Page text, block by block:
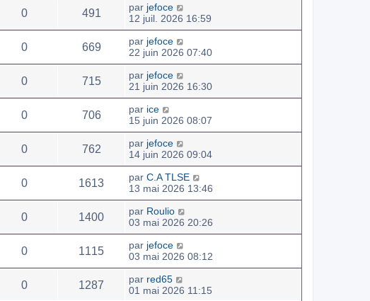
0 491 par jefoce
12 juil. 2026 16:59
0 669 par jefoce
22 juin 2026 07:40
0 715 par jefoce
21 juin 2026 16:30
0 706 par ice
15 juin 2026 08:07
0 762 par jefoce
14 juin 2026 09:04
0 1613 par C.A TLSE
13 mai 2026 13:46
0 1400 par Roulio
03 mai 2026 20:26
0 1115 par jefoce
03 mai 2026 08:12
0 1287 par red65
01 mai 2026 11:15